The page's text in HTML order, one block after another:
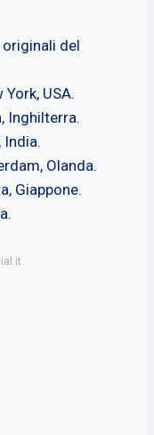
del
USA.
Inghilterra.
India.
Olanda.
Giappone.